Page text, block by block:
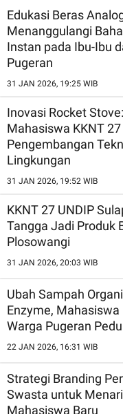
Edukasi Beras
Menanggulangi
Instan pada Ibu-Ibu
Pugeran
31 JAN 2026, 19:25 WIB
Inovasi Rocket
Mahasiswa KKNT
Pengembangan
Lingkungan
31 JAN 2026, 19:52 WIB
KKNT 27 UNDIP
Tangga Jadi Produk
Plosowangi
31 JAN 2026, 20:03 WIB
Ubah Sampah
Enzyme, Mahasiswa
Warga Pugeran
22 JAN 2026, 16:31 WIB
Strategi Branding
Swasta untuk
Mahasiswa Baru